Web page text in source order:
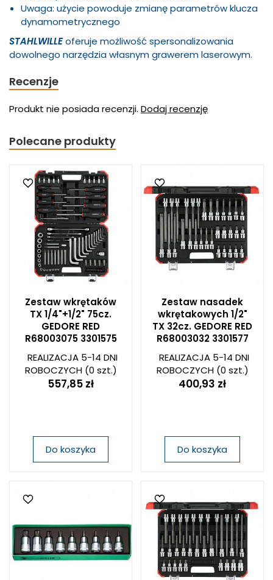
Uwaga: użycie powoduje zmianę parametrów klucza
dynamometrycznego
STAHLWILLEoferuje możliwość spersonalizowania
dowolnego narzędzia własnym grawerem laserowym.
Recenzje
Produkt nie posiada recenzji. Dodaj recenzję
Polecane produkty
Zestaw wkrętaków
TX 1/4"+1/2" 75cz.
GEDORE RED
R68003075 3301575
REALIZACJA 5-14 DNI
ROBOCZYCH(0 szt.)
557,85 zł
Do koszyka
Zestaw nasadek
wkrętakowych 1/2"
TX 32cz. GEDORE RED
R68003032 3301577
REALIZACJA 5-14 DNI
ROBOCZYCH(0 szt.)
400,93 zł
Do koszyka